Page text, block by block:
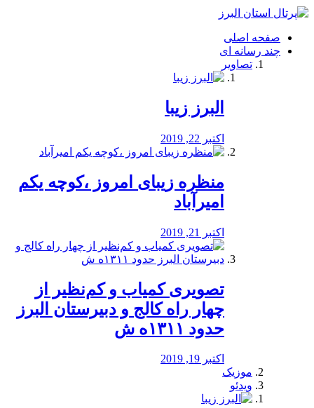
فصد
شرق
تهران
خشکشویی
صفحه اصلی
چند رسانه ای
تصاویر
البرز زیبا
اکتبر 22, 2019
منظره‌‌ زیبای امروز ،کوچه یکم
امیرآباد
اکتبر 21, 2019
️تصویری کمیاب و کم‌نظیر از
چهار راه كالج و دبيرستان البرز
حدود ۱۳۱۱ه ش
اکتبر 19, 2019
موزیک
ویدئو